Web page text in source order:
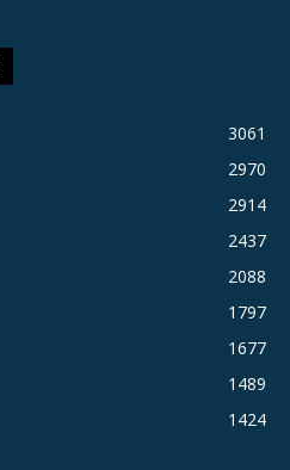
3061
2970
2914
2437
2088
1797
1677
1489
1424